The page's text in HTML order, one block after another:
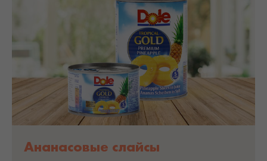
Ананасовые слайсы